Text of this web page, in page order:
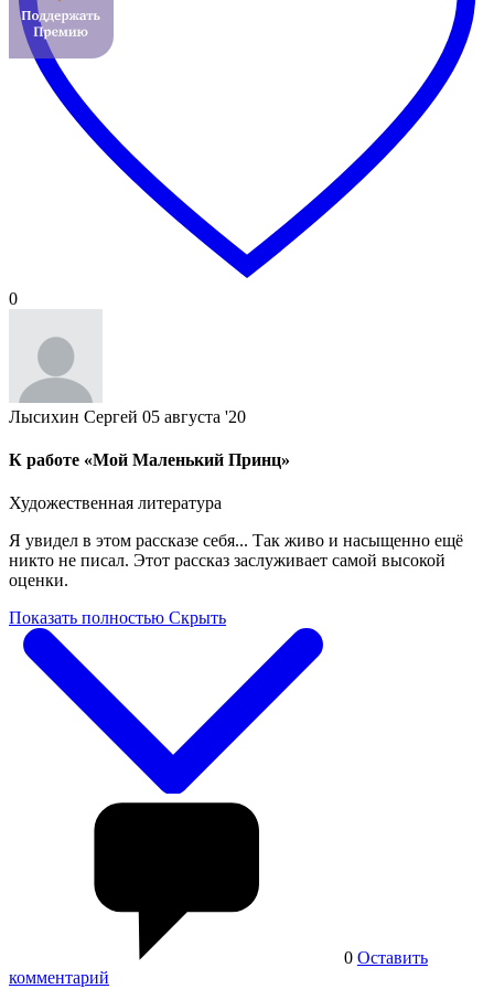
0
Лысихин Сергей 05 августа '20
К работе «Мой Маленький Принц»
Художественная литература
Я увидел в этом рассказе себя... Так живо и насыщенно ещё
никто не писал. Этот рассказ заслуживает самой высокой
оценки.
Показать полностью Скрыть
0 Оставить
комментарий